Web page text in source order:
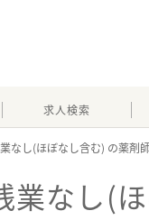
求人検索
なし(ほぼなし含む)
業なし(